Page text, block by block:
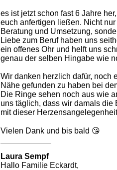
es ist jetzt schon fast 6 Jahre
euch anfertigen ließen. Nicht
Beratung und Umsetzung,
Liebe zum Beruf haben uns
ein offenes Ohr und helft uns
genau der selben Hingabe wie
Wir danken herzlich dafür, noch
Nähe gefunden zu haben bei
Die Ringe sehen noch aus wie
uns täglich, dass wir damals die
mit dieser
Vielen Dank und bis bald 😘
Laura Sempf
Hallo Familie Eckardt,